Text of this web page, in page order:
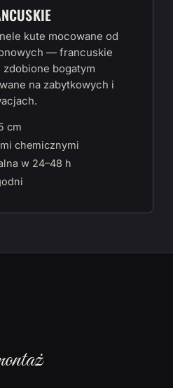
kute mocowane od
— francuskie
bogatym
na zabytkowych i
cm
chemicznymi
w 24–48 h